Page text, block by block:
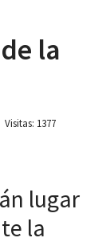
la
Visitas: 1377
lugar
la